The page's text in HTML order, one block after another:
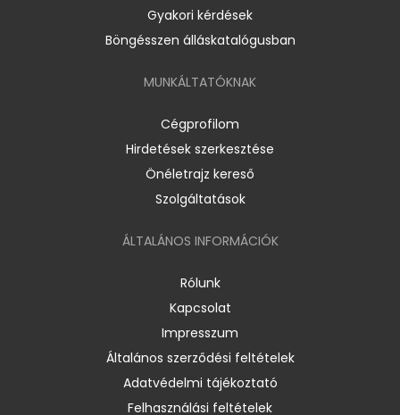
Gyakori kérdések
Böngésszen álláskatalógusban
MUNKÁLTATÓKNAK
Cégprofilom
Hirdetések szerkesztése
Önéletrajz kereső
Szolgáltatások
ÁLTALÁNOS INFORMÁCIÓK
Rólunk
Kapcsolat
Impresszum
Általános szerződési feltételek
Adatvédelmi tájékoztató
Felhasználási feltételek